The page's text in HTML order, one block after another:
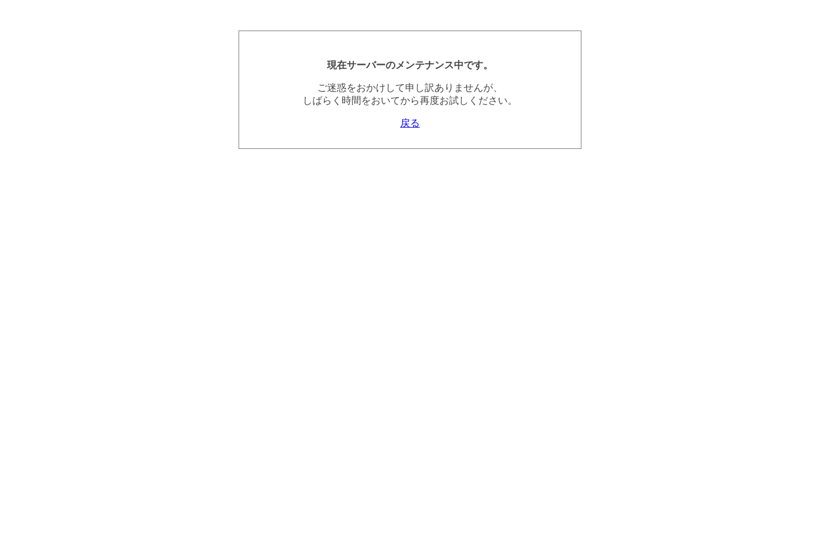
現在サーバーのメンテナンス中です。
ご迷惑をおかけして申し訳ありませんが、
しばらく時間をおいてから再度お試しください。
戻る